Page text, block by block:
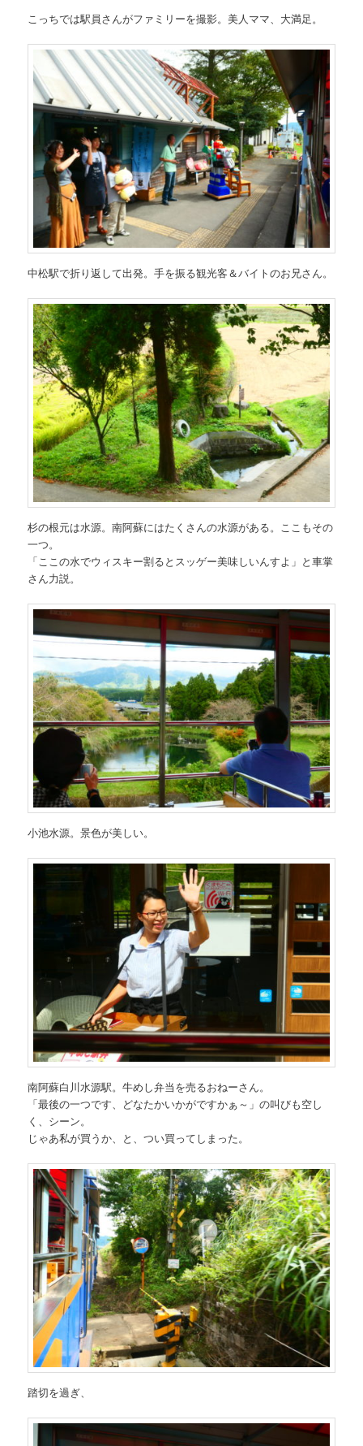
こっちでは駅員さんがファミリーを撮影。美人ママ、大満足。
中松駅で折り返して出発。手を振る観光客＆バイトのお兄さん。
杉の根元は水源。南阿蘇にはたくさんの水源がある。ここもその
一つ。
「ここの水でウィスキー割るとスッゲー美味しいんすよ」と車掌
さん力説。
小池水源。景色が美しい。
南阿蘇白川水源駅。牛めし弁当を売るおねーさん。
「最後の一つです、どなたかいかがですかぁ～」の叫びも空し
く、シーン。
じゃあ私が買うか、と、つい買ってしまった。
踏切を過ぎ、